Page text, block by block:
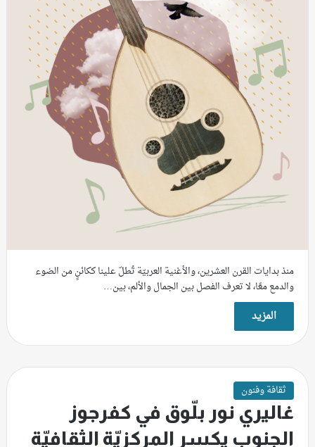
منذ بدايات القرن العشرين، والأغنية العربيّة تُطلّ علينا ككائنٍ من الضوء
والدمع معًا، لا تعرف الفصل بين الجمال والألم، بين…
المزيد
ثقافة وفنون
غاليري نور بلّوق في كفرجوز
الجنوب يكسر المركزيّة الثقافيّة